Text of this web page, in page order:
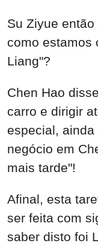
Su Ziyue
como estamos
Liang"?
Chen Hao
carro e dirigir
especial,
negócio em
mais tarde"!
Afinal, esta
ser feita com
saber disto foi